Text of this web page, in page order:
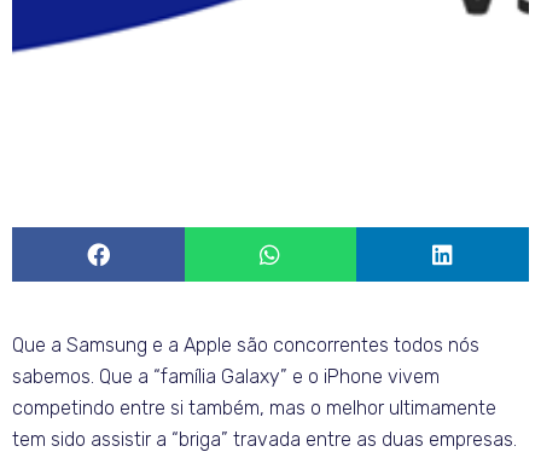
Que a Samsung e a Apple são concorrentes todos nós
sabemos. Que a “família Galaxy” e o iPhone vivem
competindo entre si também, mas o melhor ultimamente
tem sido assistir a “briga” travada entre as duas empresas.